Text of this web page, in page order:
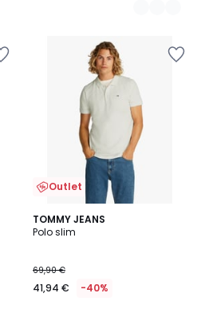
Outlet
TOMMY JEANS
Polo slim
69,90 €
41,94 € -40%